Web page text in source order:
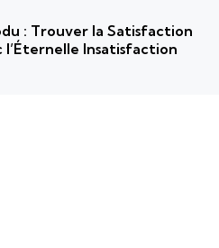
: Trouver la Satisfaction
Insatisfaction